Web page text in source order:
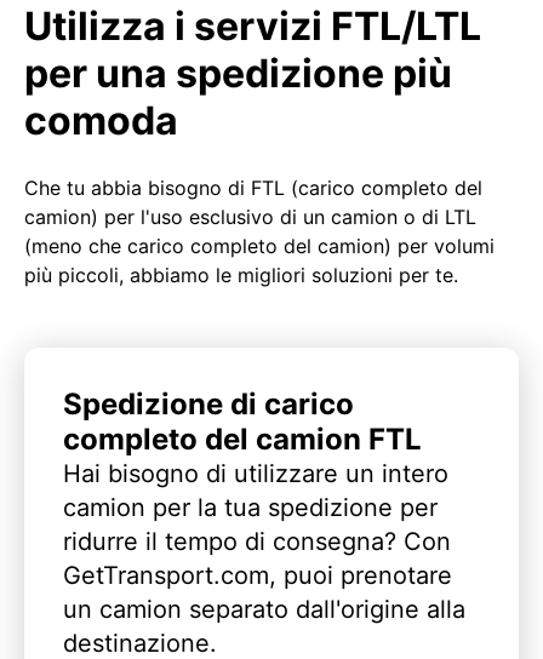
Utilizza i servizi FTL/LTL
per una spedizione più
comoda
Che tu abbia bisogno di FTL (carico completo del
camion) per l'uso esclusivo di un camion o di LTL
(meno che carico completo del camion) per volumi
più piccoli, abbiamo le migliori soluzioni per te.
Spedizione di carico
completo del camion FTL
Hai bisogno di utilizzare un intero
camion per la tua spedizione per
ridurre il tempo di consegna? Con
GetTransport.com, puoi prenotare
un camion separato dall'origine alla
destinazione.